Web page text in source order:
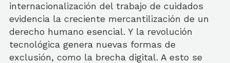
internacionalización del trabajo de cuidados
evidencia la creciente mercantilización de un
derecho humano esencial. Y la revolución
tecnológica genera nuevas formas de
exclusión, como la brecha digital. A esto se